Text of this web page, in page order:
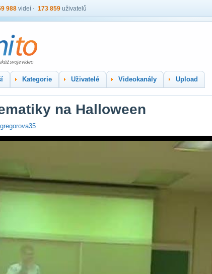
988 videí 173 859 uživatelů
Kategorie Uživatelé Videokanály Upload
na Halloween
gregorova35